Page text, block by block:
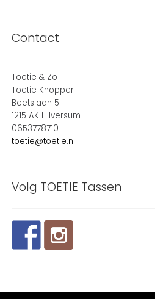
Contact
Toetie & Zo
Toetie Knopper
Beetslaan 5
1215 AK Hilversum
0653778710
toetie@toetie.nl
Volg TOETIE Tassen